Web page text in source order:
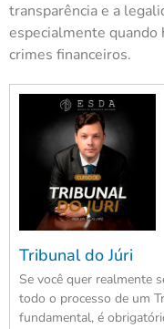
transparência e a
especialmente quando
crimes financeiros.
Tribunal do Júri
Se você quer realmente
todo o processo de um
fundamental, é